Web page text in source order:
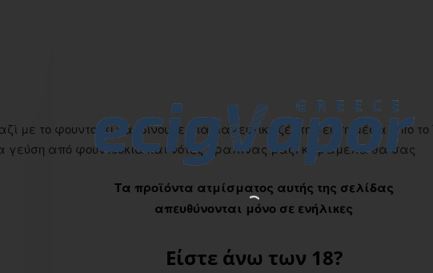
Τα προϊόντα ατμίσματος αυτής της σελίδας
απευθύνονται μόνο σε ενήλικες
Είστε άνω των 18?
με το φουντούκι και δίνουνε μια μαγευτική ζέστη γεύση μέσα από το
γεύση από φουντούκια και νότες πραλίνας μαζί καραμελά θα σας